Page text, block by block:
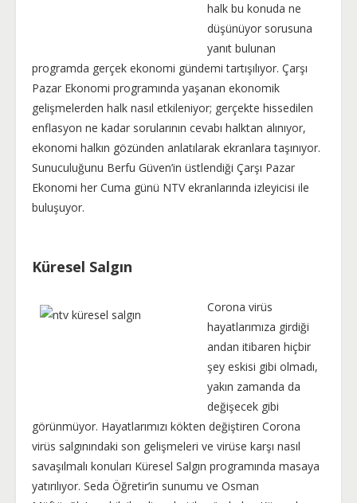
halk bu konuda ne
düşünüyor sorusuna
yanıt bulunan
programda gerçek ekonomi gündemi tartışılıyor. Çarşı
Pazar Ekonomi programında yaşanan ekonomik
gelişmelerden halk nasıl etkileniyor; gerçekte hissedilen
enflasyon ne kadar sorularının cevabı halktan alınıyor,
ekonomi halkın gözünden anlatılarak ekranlara taşınıyor.
Sunuculuğunu Berfu Güven’in üstlendiği Çarşı Pazar
Ekonomi her Cuma günü NTV ekranlarında izleyicisi ile
buluşuyor.
Küresel Salgın
Corona virüs
hayatlarımıza girdiği
andan itibaren hiçbir
şey eskisi gibi olmadı,
yakın zamanda da
değişecek gibi
görünmüyor. Hayatlarımızı kökten değiştiren Corona
virüs salgınındaki son gelişmeleri ve virüse karşı nasıl
savaşılmalı konuları Küresel Salgın programında masaya
yatırılıyor. Seda Öğretir’in sunumu ve Osman